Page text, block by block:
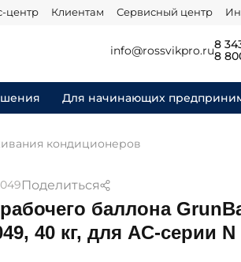
центр Клиентам Сервисный центр
info@rossvikpro.ru8
8
Для начинающих
кондиционеров
Поделиться
баллона
40 кг, для AC-серии N